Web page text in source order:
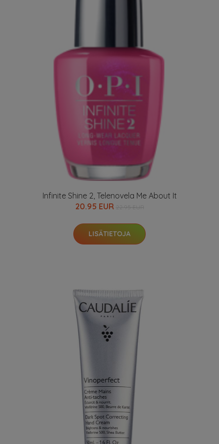
Infinite Shine 2, Telenovela Me About It
20.95 EUR
LISÄTIETOJA